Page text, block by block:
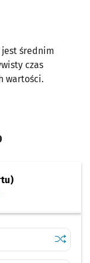
Sprawdź
jest średnim
czas
wartości.